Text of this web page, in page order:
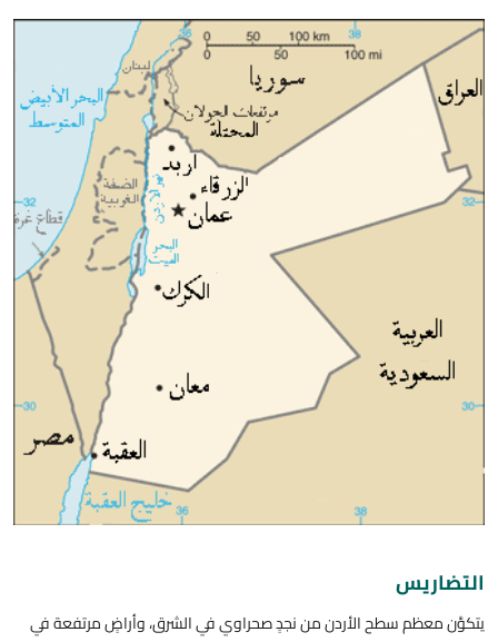
التضاريس
يتكوَّن معظم سطح الأردن من نجدٍ صحراوي في الشرق، وأراضٍ مرتفعة في